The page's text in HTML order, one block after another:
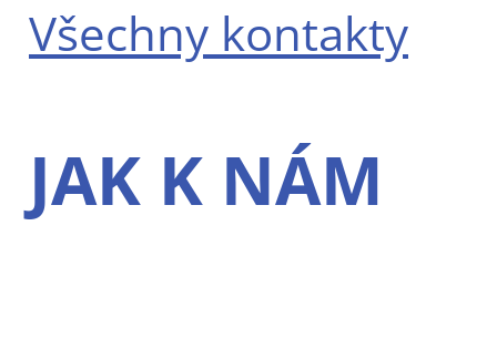
Všechny kontakty
JAK K NÁM